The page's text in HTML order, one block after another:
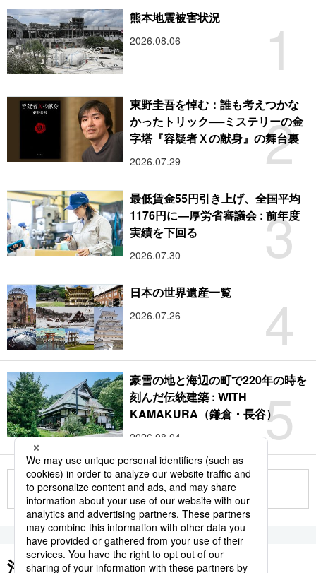
1
熊本地震被害状況
2026.08.06
2
東野圭吾を悼む：誰も考えつかな
かったトリック──ミステリーの金
字塔『容疑者Ｘの献身』の舞台裏
2026.07.29
3
最低賃金55円引き上げ、全国平均
1176円に―厚労省審議会 : 前年度
実績を下回る
2026.07.30
4
日本の世界遺産一覧
2026.07.26
5
豪雪の地と海辺の町で220年の時を
刻んだ伝統建築 : WITH
KAMAKURA（鎌倉・長谷）
2026.08.04
もっと見る
注目のキーワード